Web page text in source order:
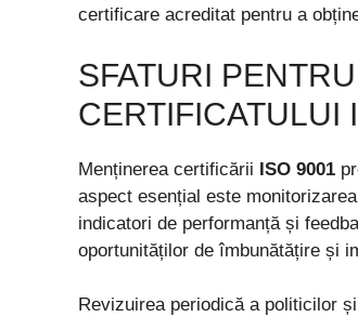
certificare acreditat pentru a
SFATURI
CERTIFICATULUI
Menținerea certificării ISO 9001
aspect esențial este
indicatori de performanță și
oportunităților de îmbunătățire și
Revizuirea periodică a politicilor